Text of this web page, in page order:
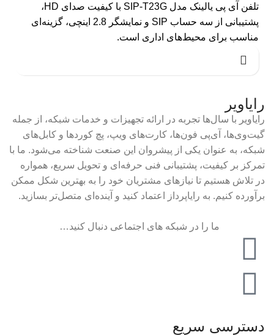
تلفن آی پی یالینک مدل SIP-T23G با کیفیت صدای HD،
پشتیبانی از سه حساب SIP و نمایشگر 2.8 اینچی، گزینه‌ای
مناسب برای محیط‌های اداری است.
رایاویر
رایاویر با سال‌ها تجربه در ارائه تجهیزات و خدمات شبکه، از جمله
گیت‌وی‌ها، آی‌پی فون‌ها، کارت‌های ویپ، پچ کوردها و کابل‌های
شبکه، به عنوان یکی از پیشروان این صنعت شناخته می‌شود. ما با
تمرکز بر کیفیت، پشتیبانی فنی حرفه‌ای و تحویل سریع، همواره
در تلاش هستیم تا نیازهای مشتریان خود را به بهترین شکل ممکن
برآورده کنیم. به رایاپرداز اعتماد کنید و آینده‌ای متصل‌تر بسازید.
ما را در شبکه های اجتماعی دنبال کنید…
دسترسی سریع